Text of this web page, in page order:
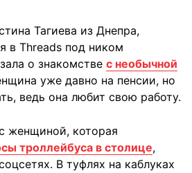
Тагиева из Днепра,
в Threads под ником
о знакомстве с необычной
уже давно на пенсии, но
ведь она любит свою работу.
женщиной, которая
троллейбуса в столице,
В туфлях на каблуках